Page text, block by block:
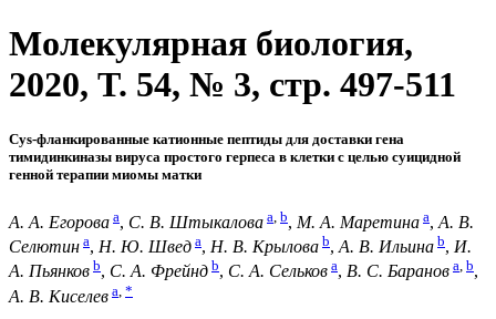
Молекулярная биология,
2020, T. 54, № 3, стр. 497-511
Cys-фланкированные катионные пептиды для доставки гена
тимидинкиназы вируса простого герпеса в клетки с целью суицидной
генной терапии миомы матки
А. А. Егорова a, С. В. Штыкалова a b, М. А. Маретина a, А. В.
Селютин a, Н. Ю. Швед a, Н. В. Крылова b,А. В. Ильина b, И.
А. Пьянков b, С. А. Фрейнд b, С. А. Сельков a, В. С. Баранов a, b,
А. В. Киселев a *